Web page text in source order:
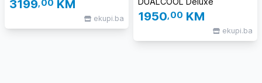
3199,00 KM
ekupi.ba 1950,00 KM
ekupi.ba